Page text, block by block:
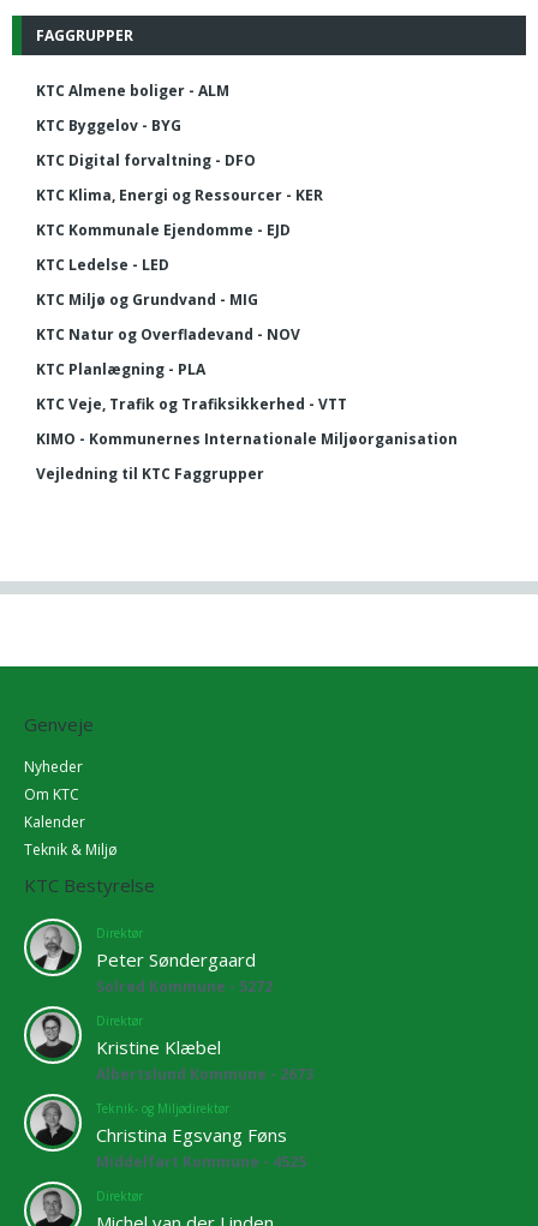
FAGGRUPPER
KTC Almene boliger - ALM
KTC Byggelov - BYG
KTC Digital forvaltning - DFO
KTC Klima, Energi og Ressourcer - KER
KTC Kommunale Ejendomme - EJD
KTC Ledelse - LED
KTC Miljø og Grundvand - MIG
KTC Natur og Overfladevand - NOV
KTC Planlægning - PLA
KTC Veje, Trafik og Trafiksikkerhed - VTT
KIMO - Kommunernes Internationale Miljøorganisation
Vejledning til KTC Faggrupper
Genveje
Nyheder
Om KTC
Kalender
Teknik & Miljø
KTC Bestyrelse
Direktør
Peter Søndergaard
Solrød Kommune - 5272
Direktør
Kristine Klæbel
Albertslund Kommune - 2673
Teknik- og Miljødirektør
Christina Egsvang Føns
Middelfart Kommune - 4525
Direktør